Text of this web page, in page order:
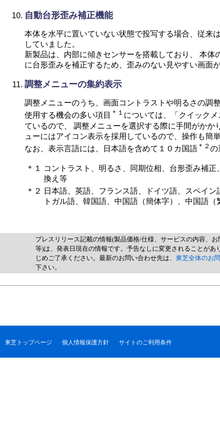
自動台形歪み補正機能
本体を水平に置いていない状態で投写する場合、従来
していました。
新製品は、内部に傾きセンサーを搭載しており、 本体
に台形歪みを補正するため、歪みのない見やすい画面
調整メニューの集約表示
調整メニューのうち、画面コントラストや明るさの調
使用する機会の多い項目 ＊１ については、「クイック
ているので、 調整メニューを選択する際に手間がかか
ューにはアイコン表示を採用しているので、操作も簡
なお、表示言語には、日本語を含めて１０カ国語 ＊２ の
＊１
コントラスト、明るさ、同期位相、台形歪み補
換え等
＊２
日本語、英語、フランス語、ドイツ語、スペイ
トガル語、韓国語、中国語（簡体字）、中国語（
プレスリリース記載の情報(製品価格/仕様、サービスの内容、
等)は、発表日現在の情報です。予告なしに変更されることがあ
じめご了承ください。最新のお問い合わせ先は、 東芝全体のお
下さい。
東芝トップページ 個人情報保護方針 サイトのご利用条件